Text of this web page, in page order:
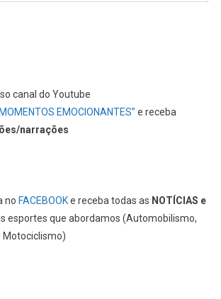
canal do Youtube
EMOCIONANTES” e receba
narrações
no FACEBOOKe receba todas as NOTÍCIAS e
esportes que abordamos (Automobilismo,
Motociclismo)